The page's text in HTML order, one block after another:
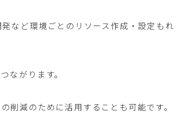
など環境ごとのリソース作成・設定もれ
ながります。
削減のために活用することも可能です。